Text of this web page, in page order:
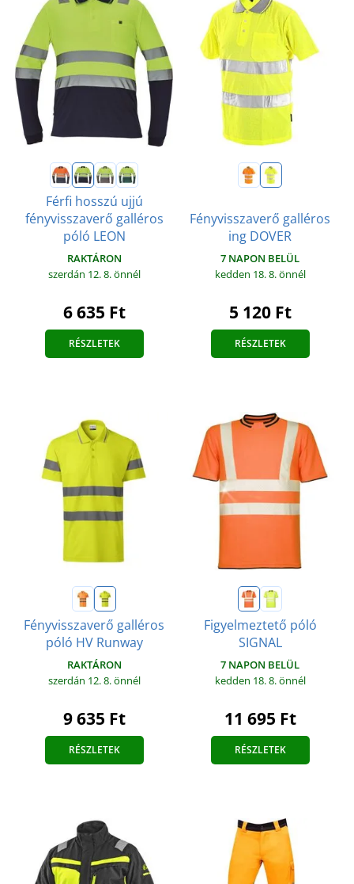
Férfi hosszú ujjú
fényvisszaverő galléros
póló LEON
RAKTÁRON
szerdán 12. 8.önnél
6 635 Ft
RÉSZLETEK
Fényvisszaverő galléros
ing DOVER
7 NAPON BELÜL
kedden 18. 8.önnél
5 120 Ft
RÉSZLETEK
Fényvisszaverő galléros
póló HV Runway
RAKTÁRON
szerdán 12. 8.önnél
9 635 Ft
RÉSZLETEK
Figyelmeztető póló
SIGNAL
7 NAPON BELÜL
kedden 18. 8.önnél
11 695 Ft
RÉSZLETEK